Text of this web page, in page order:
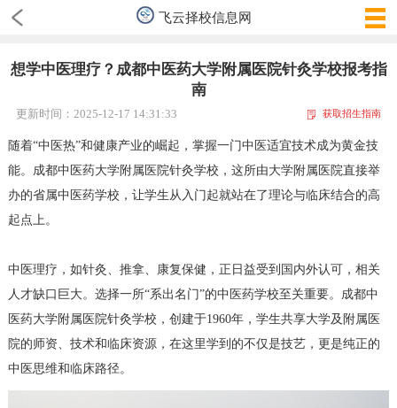
飞云择校信息网
想学中医理疗？成都中医药大学附属医院针灸学校报考指
南
更新时间：2025-12-17 14:31:33 获取招生指南
随着“中医热”和健康产业的崛起，掌握一门中医适宜技术成为黄金技
能。成都中医药大学附属医院针灸学校，这所由大学附属医院直接举
办的省属中医药学校，让学生从入门起就站在了理论与临床结合的高
起点上。
中医理疗，如针灸、推拿、康复保健，正日益受到国内外认可，相关
人才缺口巨大。选择一所“系出名门”的中医药学校至关重要。成都中
医药大学附属医院针灸学校，创建于1960年，学生共享大学及附属医
院的师资、技术和临床资源，在这里学到的不仅是技艺，更是纯正的
中医思维和临床路径。